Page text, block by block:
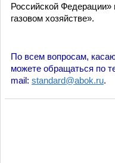
Российской
газовом хозяйстве».
По всем вопросам,
можете обращаться по
mail: standard@abok.ru.